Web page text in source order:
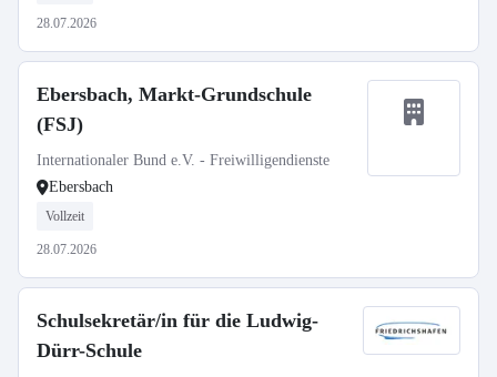
28.07.2026
Ebersbach, Markt-Grundschule
(FSJ)
Internationaler Bund e.V. - Freiwilligendienste
Ebersbach
Vollzeit
28.07.2026
Schulsekretär/in für die Ludwig-
Dürr-Schule